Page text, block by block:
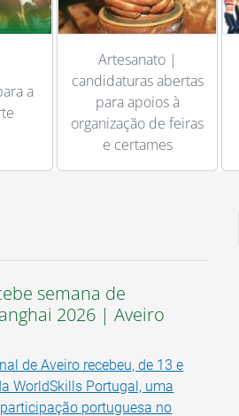
a
Artesanato |
candidaturas abertas
para apoios à
organização de feiras
e certames
semana de
2026 | Aveiro
de Aveiro recebeu, de 13 e
WorldSkills Portugal, uma
portuguesa no